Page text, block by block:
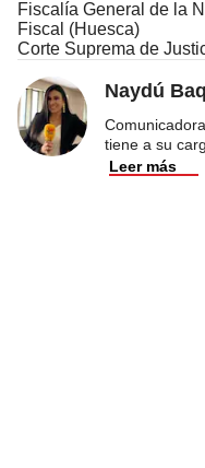
Fiscalía General de la
Fiscal (Huesca)
Corte Suprema de
Naydú
tiene a su
Leer más